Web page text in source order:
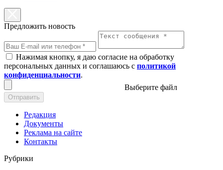
Предложить новость
Нажимая кнопку, я даю согласие на обработку
персональных данных и соглашаюсь с политикой
конфиденциальности.
Выберите файл
Отправить
Редакция
Документы
Реклама на сайте
Контакты
Рубрики